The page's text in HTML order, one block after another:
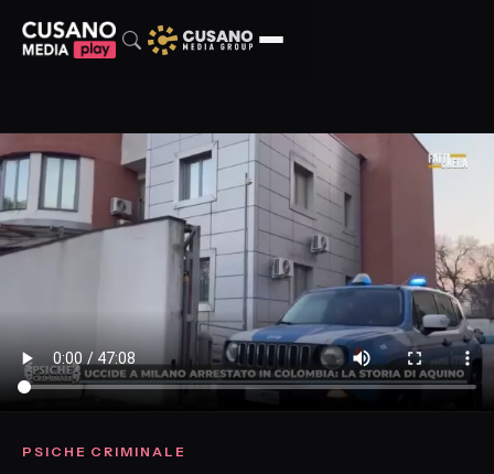
PSICHE CRIMINALE